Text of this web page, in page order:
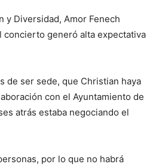
y Diversidad, Amor Fenech
concierto generó alta expectativa
de ser sede, que Christian haya
con el Ayuntamiento de
atrás estaba negociando el
por lo que no habrá